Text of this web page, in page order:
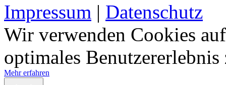
Impressum | Datenschutz
Wir verwenden Cookies
optimales
Mehr erfahren